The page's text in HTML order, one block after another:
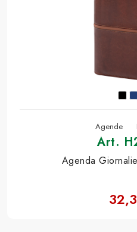
Agende
Art.
Agenda